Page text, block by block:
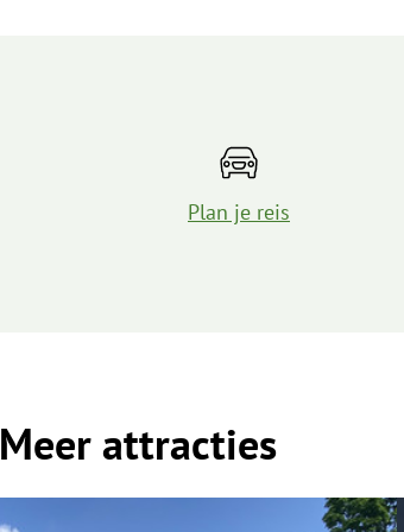
Plan je reis
Meer attracties